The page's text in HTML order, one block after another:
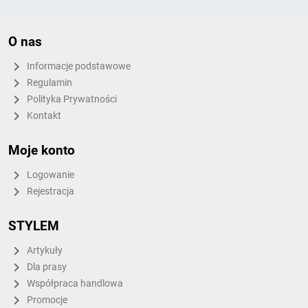
O nas
Informacje podstawowe
Regulamin
Polityka Prywatności
Kontakt
Moje konto
Logowanie
Rejestracja
STYLEM
Artykuły
Dla prasy
Współpraca handlowa
Promocje